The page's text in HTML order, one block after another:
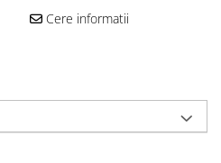
Cere informatii